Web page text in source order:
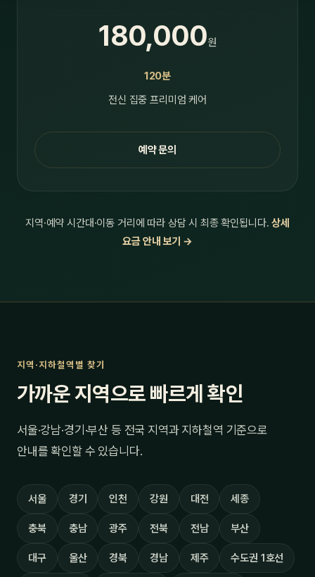
180,000원
120분
전신 집중 프리미엄 케어
예약 문의
지역·예약 시간대·이동 거리에 따라 상담 시 최종 확인됩니다.상세
요금 안내 보기 →
지역·지하철역별 찾기
가까운 지역으로 빠르게 확인
서울·강남·경기·부산 등 전국 지역과 지하철역 기준으로
안내를 확인할 수 있습니다.
서울 경기 인천 강원 대전 세종
충북 충남 광주 전북 전남 부산
대구 울산 경북 경남 제주 수도권 1호선